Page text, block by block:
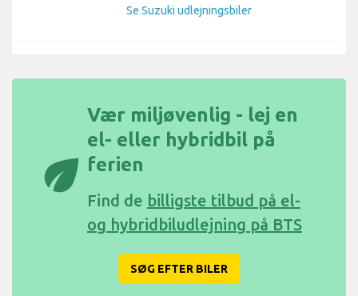
Se Suzuki udlejningsbiler
eco
Vær miljøvenlig - lej en
el- eller hybridbil på
ferien
Find de billigste tilbud på el-
og hybridbiludlejning på BTS
SØG EFTER BILER